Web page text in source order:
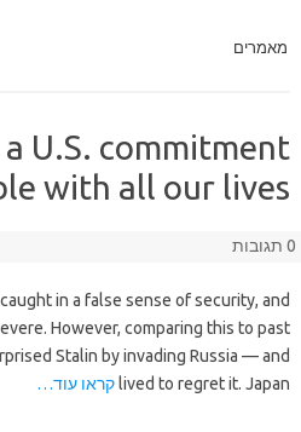
מאמרים
U.S. commitment
with all our lives.
0 תגובות
in a false sense of security, and
However, comparing this to past
Stalin by invading Russia — and
lived to regret it. Japan קראו עוד…